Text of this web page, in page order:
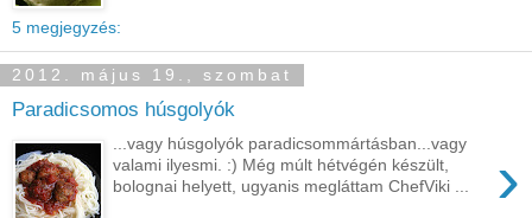
5 megjegyzés:
2012. május 19., szombat
Paradicsomos húsgolyók
›
...vagy húsgolyók paradicsommártásban...vagy
valami ilyesmi. :) Még múlt hétvégén készült,
bolognai helyett, ugyanis megláttam ChefViki ...